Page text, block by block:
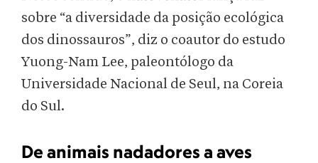
sobre “a diversidade da posição ecológica
dos dinossauros”, diz o coautor do estudo
Yuong-Nam Lee, paleontólogo da
Universidade Nacional de Seul, na Coreia
do Sul.
De animais nadadores a aves